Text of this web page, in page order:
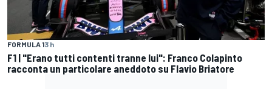
FORMULA 13 h
F1 | "Erano tutti contenti tranne lui": Franco Colapinto
racconta un particolare aneddoto su Flavio Briatore